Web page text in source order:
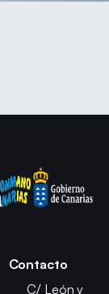
Contacto
C/ León y